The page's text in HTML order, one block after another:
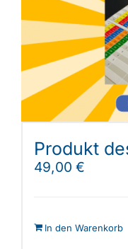
Produkt
49,00 €
In den Warenkorb